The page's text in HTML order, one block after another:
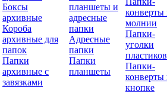
Боксы
архивные
Короба
архивные для
папок
Папки
архивные с
завязками
планшеты и
адресные
папки
Адресные
папки
Папки
планшеты
конверты
молнии
Папки-
уголки
Папки-
конверты
кнопке